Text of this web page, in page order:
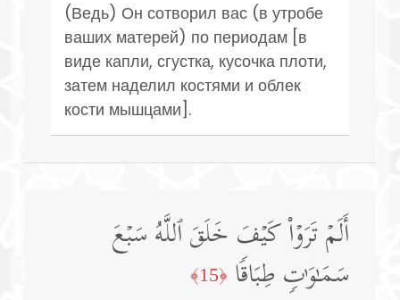
(Ведь) Он сотворил вас (в утробе
ваших матерей) по периодам [в
виде капли, сгустка, кусочка плоти,
затем наделил костями и облек
кости мышцами].
أَلَمۡ تَرَوۡا۟ كَیۡفَ خَلَقَ ٱللَّهُ سَبۡعَ
سَمَـٰوَ ٰ⁠تࣲ طِبَاقࣰا ﴿15﴾